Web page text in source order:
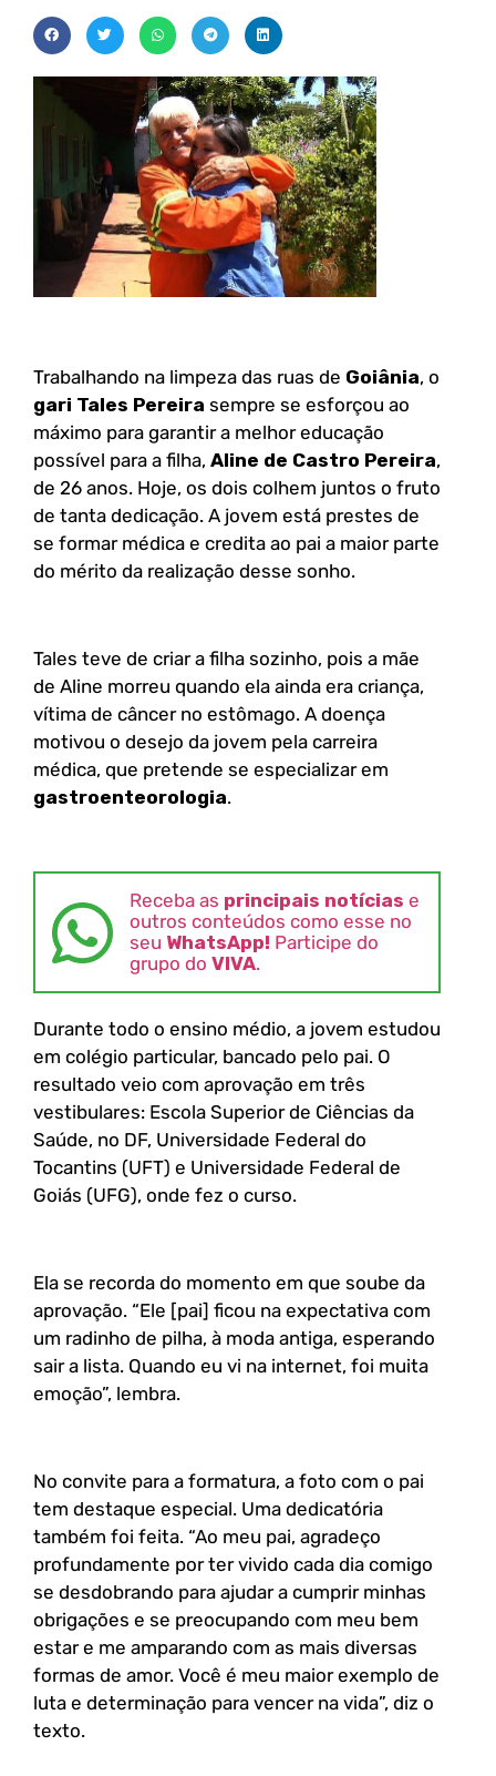
Trabalhando na limpeza das ruas de Goiânia, o
gari Tales Pereira sempre se esforçou ao
máximo para garantir a melhor educação
possível para a filha, Aline de Castro Pereira,
de 26 anos. Hoje, os dois colhem juntos o fruto
de tanta dedicação. A jovem está prestes de
se formar médica e credita ao pai a maior parte
do mérito da realização desse sonho.
Tales teve de criar a filha sozinho, pois a mãe
de Aline morreu quando ela ainda era criança,
vítima de câncer no estômago. A doença
motivou o desejo da jovem pela carreira
médica, que pretende se especializar em
gastroenteorologia.
Receba as principais notícias e
outros conteúdos como esse no
seu WhatsApp! Participe do
grupo do VIVA.
Durante todo o ensino médio, a jovem estudou
em colégio particular, bancado pelo pai. O
resultado veio com aprovação em três
vestibulares: Escola Superior de Ciências da
Saúde, no DF, Universidade Federal do
Tocantins (UFT) e Universidade Federal de
Goiás (UFG), onde fez o curso.
Ela se recorda do momento em que soube da
aprovação. “Ele [pai] ficou na expectativa com
um radinho de pilha, à moda antiga, esperando
sair a lista. Quando eu vi na internet, foi muita
emoção”, lembra.
No convite para a formatura, a foto com o pai
tem destaque especial. Uma dedicatória
também foi feita. “Ao meu pai, agradeço
profundamente por ter vivido cada dia comigo
se desdobrando para ajudar a cumprir minhas
obrigações e se preocupando com meu bem
estar e me amparando com as mais diversas
formas de amor. Você é meu maior exemplo de
luta e determinação para vencer na vida”, diz o
texto.